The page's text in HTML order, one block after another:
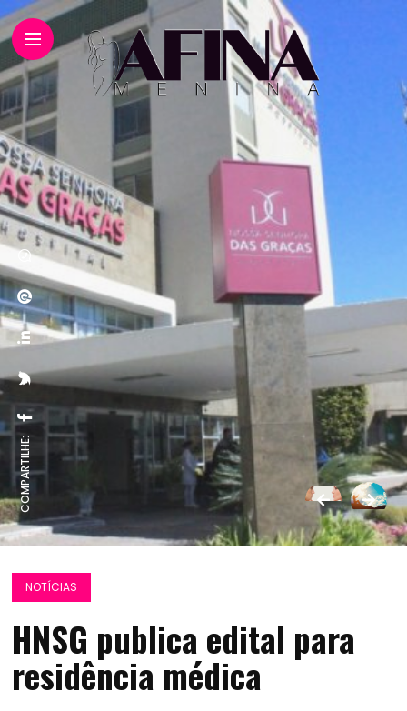
COMPARTILHE:
NOTÍCIAS
HNSG publica edital para
residência médica